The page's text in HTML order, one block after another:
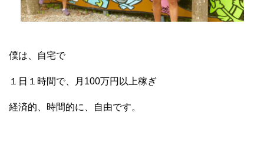
僕は、自宅で
１日１時間で、月100万円以上稼ぎ
経済的、時間的に、自由です。